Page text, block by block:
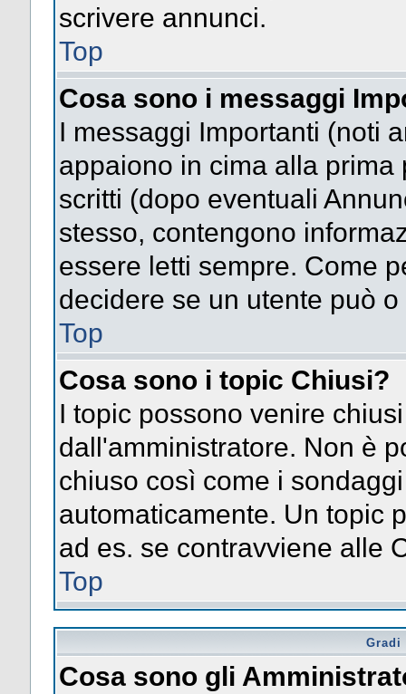
scrivere annunci.
Top
Cosa sono i messaggi
I messaggi Importanti (noti
appaiono in cima alla
scritti (dopo eventuali
stesso, contengono
essere letti sempre. Come
decidere se un utente può
Top
Cosa sono i topic Chiusi?
I topic possono venire
dall'amministratore. Non è
chiuso così come i
automaticamente. Un topic
ad es. se contravviene alle
Top
Gradi
Cosa sono gli